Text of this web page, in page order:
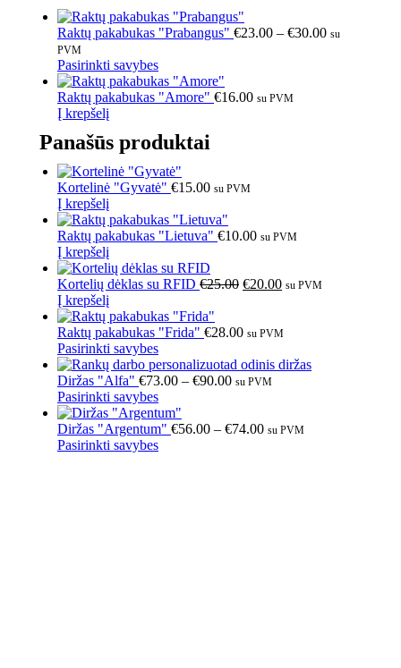
Raktų pakabukas "Prabangus" €23.00 – €30.00 su
PVM
Pasirinkti savybes
Raktų pakabukas "Amore" €16.00 su PVM
Į krepšelį
Panašūs produktai
Kortelinė "Gyvatė" €15.00 su PVM
Į krepšelį
Raktų pakabukas "Lietuva" €10.00 su PVM
Į krepšelį
Kortelių dėklas su RFID €25.00 €20.00 su PVM
Į krepšelį
Raktų pakabukas "Frida" €28.00 su PVM
Pasirinkti savybes
Diržas "Alfa" €73.00 – €90.00 su PVM
Pasirinkti savybes
Diržas "Argentum" €56.00 – €74.00 su PVM
Pasirinkti savybes